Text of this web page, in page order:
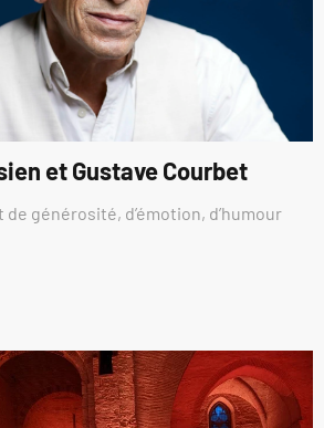
et Gustave Courbet
générosité, d’émotion, d’humour